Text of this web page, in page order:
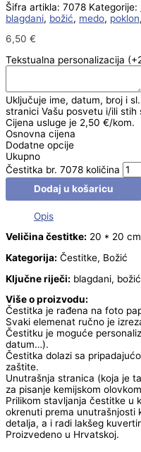
Šifra artikla: 7078 Kategorije:
blagdani, božić, medo, poklon,
6,50 €
Tekstualna personalizacija
Uključuje ime, datum, broj i
stranici Vašu posvetu i/ili
Cijena usluge je 2,50 €/kom.
Osnovna cijena
Dodatne opcije
Ukupno
Čestitka br. 7078 količina
Dodaj u košaricu
Opis
Veličina čestitke: 20 * 20 cm
Kategorija: Čestitke, Božić
Ključne riječi: blagdani,
Više o proizvodu:
Čestitka je rađena na foto
Svaki elemenat ručno je
Čestitku je moguće
datum…).
Čestitka dolazi sa
zaštite.
Unutrašnja stranica (koja je
za pisanje kemijskom
Prilikom stavljanja čestitke u
okrenuti prema unutrašnjosti
detalja, a i radi lakšeg
Proizvedeno u Hrvatskoj.